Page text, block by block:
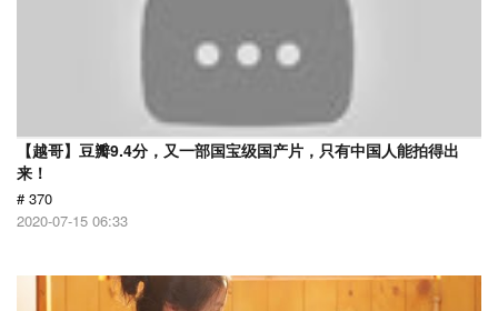
【越哥】豆瓣9.4分，又一部国宝级国产片，只有中国人能拍得出
来！
# 370
2020-07-15 06:33